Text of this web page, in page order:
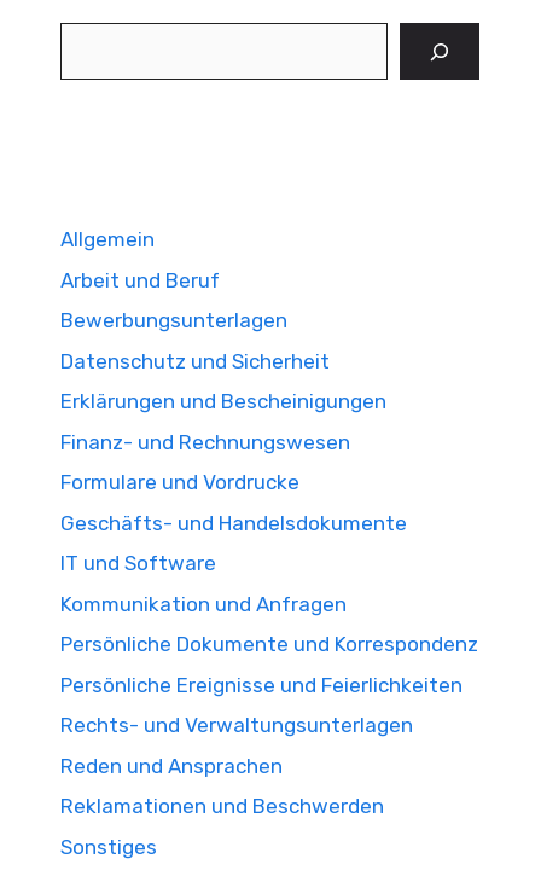
Allgemein
Arbeit und Beruf
Bewerbungsunterlagen
Datenschutz und Sicherheit
Erklärungen und Bescheinigungen
Finanz- und Rechnungswesen
Formulare und Vordrucke
Geschäfts- und Handelsdokumente
IT und Software
Kommunikation und Anfragen
Persönliche Dokumente und Korrespondenz
Persönliche Ereignisse und Feierlichkeiten
Rechts- und Verwaltungsunterlagen
Reden und Ansprachen
Reklamationen und Beschwerden
Sonstiges